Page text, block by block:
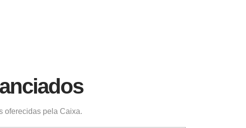
oferecidas pela Caixa.